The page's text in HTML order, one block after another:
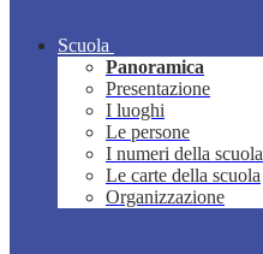
Scuola
Panoramica
Presentazione
I luoghi
Le persone
I numeri della scuola
Le carte della scuola
Organizzazione